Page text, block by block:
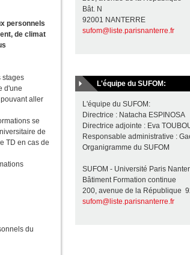
personnels
de climat
stages
d'une
aller
se
de
TD en cas de
du
Bât. N
92001 NANTERRE
sufom@liste.parisnanterre.fr
L'équipe du SUFOM:
L'équipe du SUFOM:
Directrice : Natacha ESPINOSA
Directrice adjointe : Eva
Responsable administrative :
Organigramme du SUFOM
SUFOM - Université Paris
Bâtiment Formation continue
200, avenue de la République
sufom@liste.parisnanterre.fr